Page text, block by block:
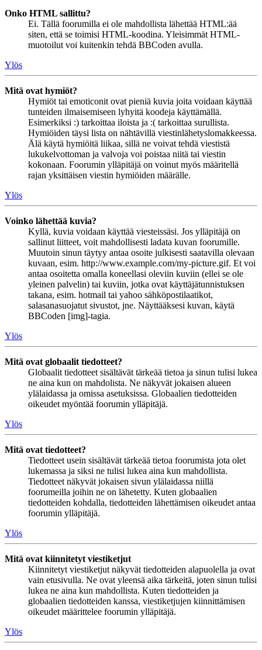
Onko HTML sallittu?
Ei. Tällä foorumilla ei ole mahdollista lähettää HTML:ää
siten, että se toimisi HTML-koodina. Yleisimmät HTML-
muotoilut voi kuitenkin tehdä BBCoden avulla.
Ylös
Mitä ovat hymiöt?
Hymiöt tai emoticonit ovat pieniä kuvia joita voidaan käyttää
tunteiden ilmaisemiseen lyhyitä koodeja käyttämällä.
Esimerkiksi :) tarkoittaa iloista ja :( tarkoittaa surullista.
Hymiöiden täysi lista on nähtävillä viestinlähetyslomakkeessa.
Älä käytä hymiöitä liikaa, sillä ne voivat tehdä viestistä
lukukelvottoman ja valvoja voi poistaa niitä tai viestin
kokonaan. Foorumin ylläpitäjä on voinut myös määritellä
rajan yksittäisen viestin hymiöiden määrälle.
Ylös
Voinko lähettää kuvia?
Kyllä, kuvia voidaan käyttää viesteissäsi. Jos ylläpitäjä on
sallinut liitteet, voit mahdollisesti ladata kuvan foorumille.
Muutoin sinun täytyy antaa osoite julkisesti saatavilla olevaan
kuvaan, esim. http://www.example.com/my-picture.gif. Et voi
antaa osoitetta omalla koneellasi oleviin kuviin (ellei se ole
yleinen palvelin) tai kuviin, jotka ovat käyttäjätunnistuksen
takana, esim. hotmail tai yahoo sähköpostilaatikot,
salasanasuojatut sivustot, jne. Näyttääksesi kuvan, käytä
BBCoden [img]-tagia.
Ylös
Mitä ovat globaalit tiedotteet?
Globaalit tiedotteet sisältävät tärkeää tietoa ja sinun tulisi lukea
ne aina kun on mahdolista. Ne näkyvät jokaisen alueen
ylälaidassa ja omissa asetuksissa. Globaalien tiedotteiden
oikeudet myöntää foorumin ylläpitäjä.
Ylös
Mitä ovat tiedotteet?
Tiedotteet usein sisältävät tärkeää tietoa foorumista jota olet
lukemassa ja siksi ne tulisi lukea aina kun mahdollista.
Tiedotteet näkyvät jokaisen sivun ylälaidassa niillä
foorumeilla joihin ne on lähetetty. Kuten globaalien
tiedotteiden kohdalla, tiedotteiden lähettämisen oikeudet antaa
foorumin ylläpitäjä.
Ylös
Mitä ovat kiinnitetyt viestiketjut
Kiinnitetyt viestiketjut näkyvät tiedotteiden alapuolella ja ovat
vain etusivulla. Ne ovat yleensä aika tärkeitä, joten sinun tulisi
lukea ne aina kun mahdollista. Kuten tiedotteiden ja
globaalien tiedotteiden kanssa, viestiketjujen kiinnittämisen
oikeudet määrittelee foorumin ylläpitäjä.
Ylös